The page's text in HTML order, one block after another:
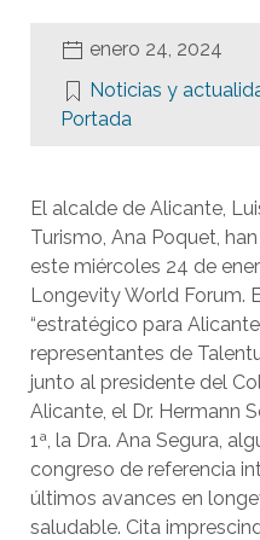
enero 24, 2024
Noticias y
Portada
El alcalde de Alicante,
Turismo, Ana Poquet,
este miércoles 24 de
Longevity World Forum.
“estratégico para
representantes de
junto al presidente del
Alicante, el Dr. Hermann
1ª, la Dra. Ana Segura,
congreso de referencia
últimos avances en
saludable. Cita